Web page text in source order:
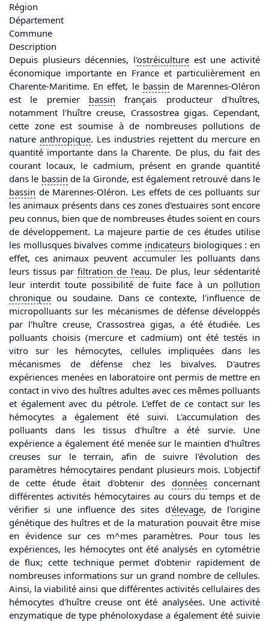
Région
Département
Commune
Description
Depuis plusieurs décennies, l'ostréiculture est une activité
économique importante en France et particulièrement en
Charente-Maritime. En effet, le bassin de Marennes-Oléron
est le premier bassin français producteur d'huîtres,
notamment l'huître creuse, Crassostrea gigas. Cependant,
cette zone est soumise à de nombreuses pollutions de
nature anthropique. Les industries rejettent du mercure en
quantité importante dans la Charente. De plus, du fait des
courant locaux, le cadmium, présent en grande quantité
dans le bassin de la Gironde, est également retrouvé dans le
bassin de Marennes-Oléron. Les effets de ces polluants sur
les animaux présents dans ces zones d'estuaires sont encore
peu connus, bien que de nombreuses études soient en cours
de développement. La majeure partie de ces études utilise
les mollusques bivalves comme indicateursbiologiques : en
effet, ces animaux peuvent accumuler les polluants dans
leurs tissus parfiltration de l'eau. De plus, leur sédentarité
leur interdit toute possibilité de fuite face à un pollution
chronique ou soudaine. Dans ce contexte, l'influence de
micropolluants sur les mécanismes de défense développés
par l'huître creuse, Crassostrea gigas, a été étudiée. Les
polluants choisis (mercure et cadmium) ont été testés in
vitro sur les hémocytes, cellules impliquées dans les
mécanismes de défense chez les bivalves. D'autres
expériences menées en laboratoire ont permis de mettre en
contact in vivo des huîtres adultes avec ces mêmes polluants
et également avec du pétrole. L'effet de ce contact sur les
hémocytes a également été suivi. L'accumulation des
polluants dans les tissus d'huître a été survie. Une
expérience a également été menée sur le maintien d'huîtres
creuses sur le terrain, afin de suivre l'évolution des
paramètres hémocytaires pendant plusieurs mois. L'objectif
de cette étude était d'obtenir des donnéesconcernant
différentes activités hémocytaires au cours du temps et de
vérifier si une influence des sites d'élevage, de l'origine
génétique des huîtres et de la maturation pouvait être mise
en évidence sur ces m^mes paramètres. Pour tous les
expériences, les hémocytes ont été analysés en cytométrie
de flux; cette technique permet d'obtenir rapidement de
nombreuses informations sur un grand nombre de cellules.
Ainsi, la viabilité ainsi que différentes activités cellulaires des
hémocytes d'huître creuse ont été analysées. Une activité
enzymatique de type phénoloxydase a également été suivie